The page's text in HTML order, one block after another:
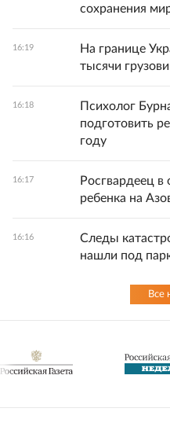
сохранения
16:19
На границе
тысячи
16:18
Психолог
подготовить
году
16:17
Росгвардеец в
ребенка на
16:16
Следы
нашли под
Все